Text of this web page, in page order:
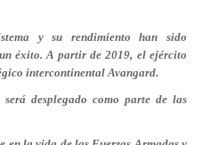
y su rendimiento han sido
éxito. A partir de 2019, el ejército
intercontinental Avangard.
desplegado como parte de las